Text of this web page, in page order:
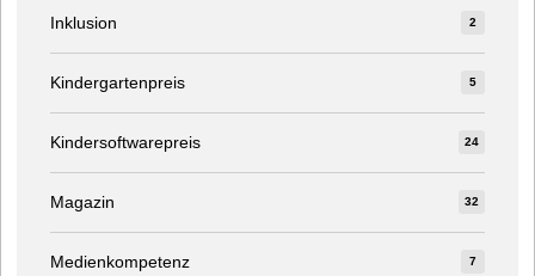
Inklusion 2
Kindergartenpreis 5
Kindersoftwarepreis 24
Magazin 32
Medienkompetenz 7